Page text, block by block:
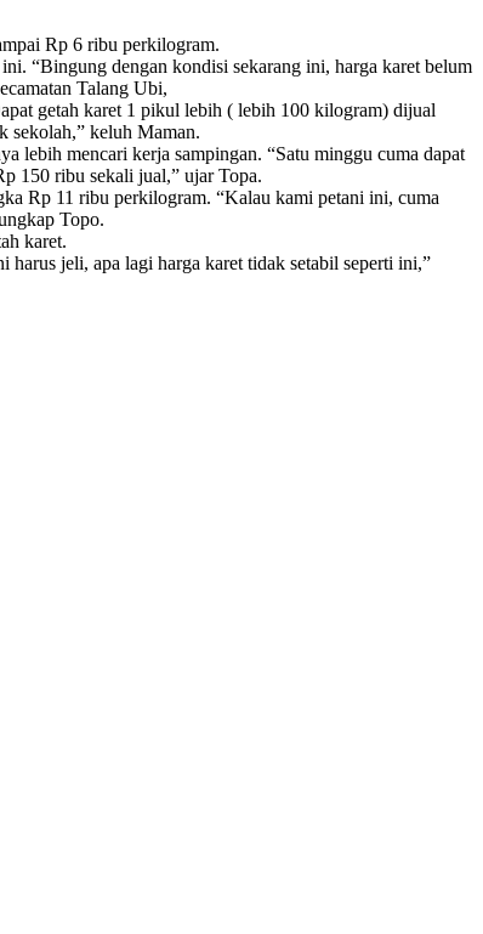
Rp 6 ribu perkilogram.
“Bingung dengan kondisi sekarang ini, harga karet belum
Talang Ubi,
getah karet 1 pikul lebih ( lebih 100 kilogram) dijual
sekolah,” keluh Maman.
lebih mencari kerja sampingan. “Satu minggu cuma dapat
150 ribu sekali jual,” ujar Topa.
Rp 11 ribu perkilogram. “Kalau kami petani ini, cuma
Topo.
karet.
jeli, apa lagi harga karet tidak setabil seperti ini,”